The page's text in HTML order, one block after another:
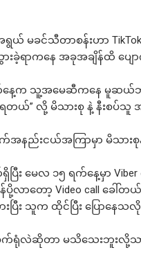
ခင်သီတာစန်းဟာ
းခဲ့ရာကနေ အခုအချိန်ထိ ပျ
က်နေ့က သူ့အမေဆီကနေ မူဆ
ယ်” လို့ မိသားစု နဲ့ နီးစပ်သူ
အနည်းငယ်အကြာမှာ မိသာ
ြီး မေလ ၁၅ ရက်နေ့မှာ
န်ပို့လာတော့ Video call ခ
း သူက ထိုင်ပြီး ပြောနေသလို
ဆိုတာ မသိသေးဘူးလို့သာ ပ